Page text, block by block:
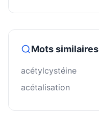
Mots similaires
acétylcystéine
acétalisation